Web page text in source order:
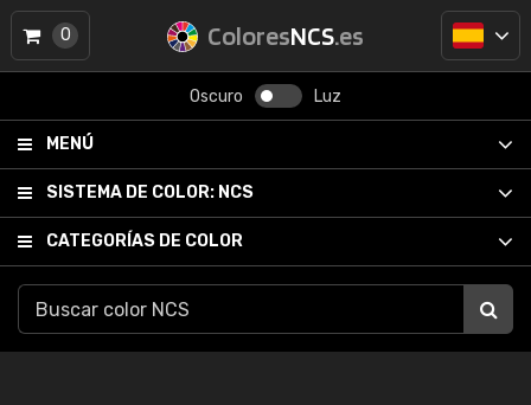
ColoresNCS.es
Oscuro Luz
MENÚ
SISTEMA DE COLOR: NCS
CATEGORÍAS DE COLOR
0